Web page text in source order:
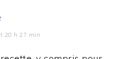
20 h 27 min